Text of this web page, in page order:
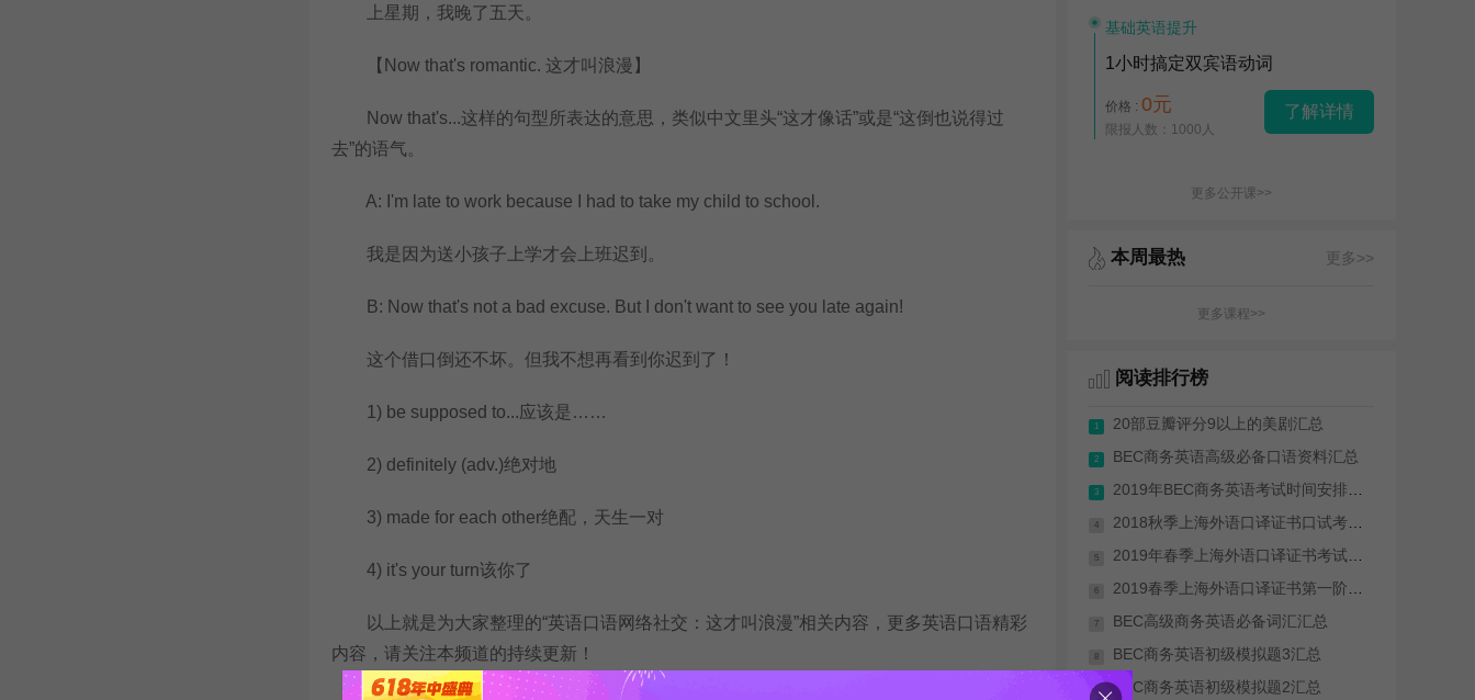
上星期，我晚了五天。
【Now that's romantic. 这才叫浪漫】
Now that's...这样的句型所表达的意思，类似中文里头“这才像话”或是“这倒也说得过
去”的语气。
A: I'm late to work because I had to take my child to school.
我是因为送小孩子上学才会上班迟到。
B: Now that's not a bad excuse. But I don't want to see you late again!
这个借口倒还不坏。但我不想再看到你迟到了！
1) be supposed to...应该是……
2) definitely (adv.)绝对地
3) made for each other绝配，天生一对
4) it's your turn该你了
以上就是为大家整理的“英语口语网络社交：这才叫浪漫”相关内容，更多英语口语精彩
内容，请关注本频道的持续更新！
本文关键字:英语口语
基础英语提升
1小时搞定双宾语动词
价格 : 0元
限报人数：1000人
了解详情
更多公开课>>
本周最热 更多>>
更多课程>>
阅读排行榜
1
2
3
4
5
6
7
8
9
20部豆瓣评分9以上的美剧汇总
BEC商务英语高级必备口语资料汇总
BEC高级商务英语必备词汇汇总
BEC商务英语初级模拟题3汇总
BEC商务英语初级模拟题2汇总